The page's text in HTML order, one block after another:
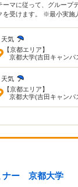
ーマに従って、グループ
を受けます。 ※最小実施
天気
【京都エリア】
京都大学(吉田キャンパ
天気
【京都エリア】
京都大学(吉田キャンパ
ナー 京都大学